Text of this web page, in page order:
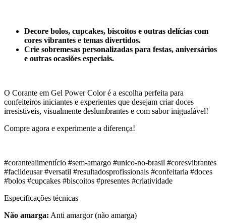
Decore bolos, cupcakes, biscoitos e outras delícias com
cores vibrantes e temas divertidos.
Crie sobremesas personalizadas para festas, aniversários
e outras ocasiões especiais.
O Corante em Gel Power Color é a escolha perfeita para
confeiteiros iniciantes e experientes que desejam criar doces
irresistíveis, visualmente deslumbrantes e com sabor inigualável!
Compre agora e experimente a diferença!
#corantealimentício #sem-amargo #unico-no-brasil #coresvibrantes
#facildeusar #versatil #resultadosprofissionais #confeitaria #doces
#bolos #cupcakes #biscoitos #presentes #criatividade
Especificações técnicas
Não amarga: Anti amargor (não amarga)